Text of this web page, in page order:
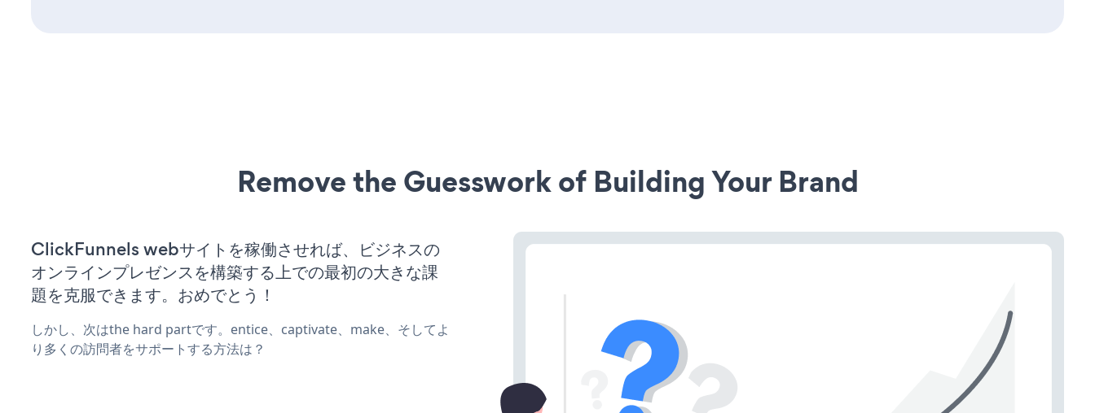
Remove the Guesswork of Building Your Brand
ClickFunnels webサイトを稼働させれば、ビジネスの
オンラインプレゼンスを構築する上での最初の大きな課
題を克服できます。おめでとう！
しかし、次はthe hard partです。entice、captivate、make、そしてよ
り多くの訪問者をサポートする方法は？